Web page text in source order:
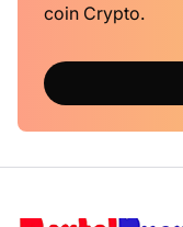
coin Crypto.